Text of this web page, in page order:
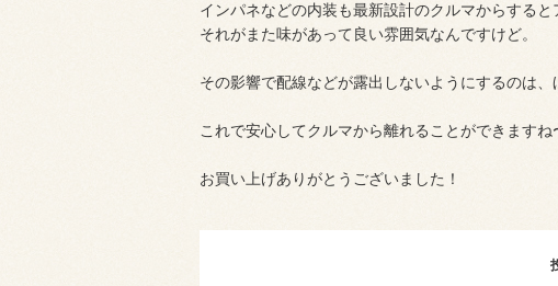
インパネなどの内装も最新設計のクルマからすると
それがまた味があって良い雰囲気なんですけど。
その影響で配線などが露出しないようにするのは、
これで安心してクルマから離れることができますね
お買い上げありがとうございました！